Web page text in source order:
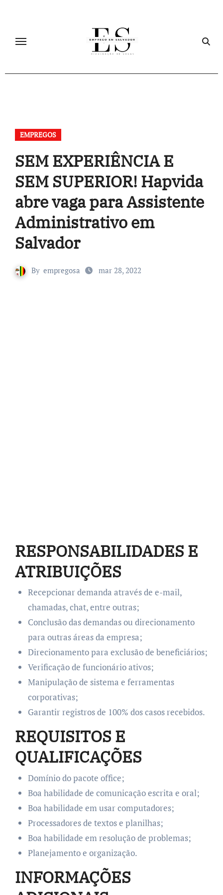
EMPREGOS
SEM EXPERIÊNCIA E
SEM SUPERIOR! Hapvida
abre vaga para Assistente
Administrativo em
Salvador
By empregosa mar 28, 2022
RESPONSABILIDADES E
ATRIBUIÇÕES
Recepcionar demanda através de e-mail,
chamadas, chat, entre outras;
Conclusão das demandas ou direcionamento
para outras áreas da empresa;
Direcionamento para exclusão de beneficiários;
Verificação de funcionário ativos;
Manipulação de sistema e ferramentas
corporativas;
Garantir registros de 100% dos casos recebidos.
REQUISITOS E
QUALIFICAÇÕES
Domínio do pacote office;
Boa habilidade de comunicação escrita e oral;
Boa habilidade em usar computadores;
Processadores de textos e planilhas;
Boa habilidade em resolução de problemas;
Planejamento e organização.
INFORMAÇÕES